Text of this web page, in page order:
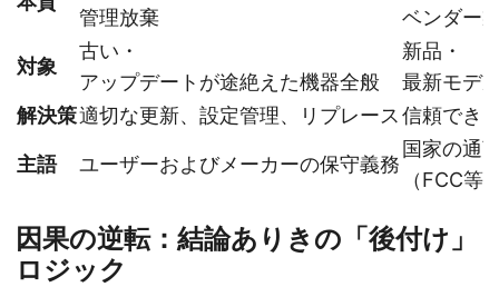
管理放棄
ベンダー
対象
古い・
アップデートが途絶えた機器全般
新品・
最新モデ
解決策適切な更新、設定管理、リプレース 信頼でき
主語 ユーザーおよびメーカーの保守義務
国家の通
（FCC等
因果の逆転：結論ありきの「後付け」
ロジック